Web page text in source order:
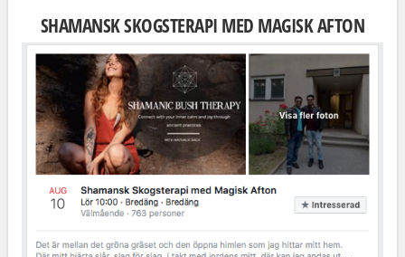
SHAMANSK SKOGSTERAPI MED MAGISK AFTON